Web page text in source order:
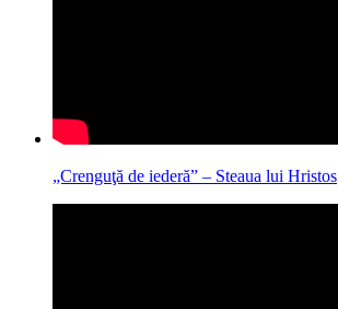
„Crenguţă de iederă” – Steaua lui Hristos